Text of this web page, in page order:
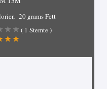
20 grams Fett
( 1 Stemte )